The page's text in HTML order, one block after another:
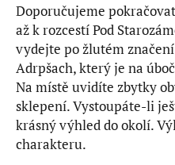
Doporučujeme
až k rozcestí Pod
vydejte po žlutém
Adrpšach, který je na
Na místě uvidíte zbytky
sklepení. Vystoupáte-li
krásný výhled do okolí.
charakteru.